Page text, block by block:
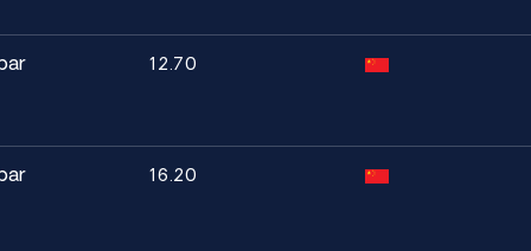
12.70
16.20